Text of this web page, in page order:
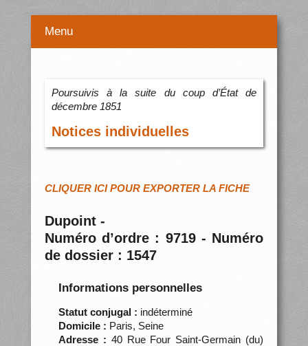
Menu
Poursuivis à la suite du coup d’État de
décembre 1851
Notices individuelles
CLIQUER ICI POUR EXPORTER LA FICHE
Dupoint -
Numéro d’ordre : 9719 - Numéro
de dossier : 1547
Informations personnelles
Statut conjugal : indéterminé
Domicile : Paris, Seine
Adresse : 40 Rue Four Saint-Germain (du)